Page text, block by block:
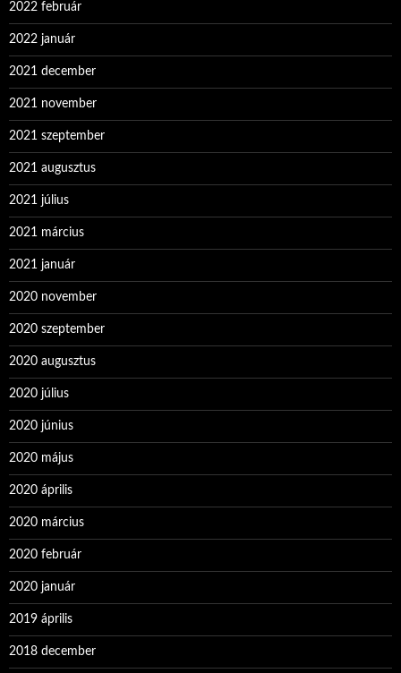
2022 február
2022 január
2021 december
2021 november
2021 szeptember
2021 augusztus
2021 július
2021 március
2021 január
2020 november
2020 szeptember
2020 augusztus
2020 július
2020 június
2020 május
2020 április
2020 március
2020 február
2020 január
2019 április
2018 december